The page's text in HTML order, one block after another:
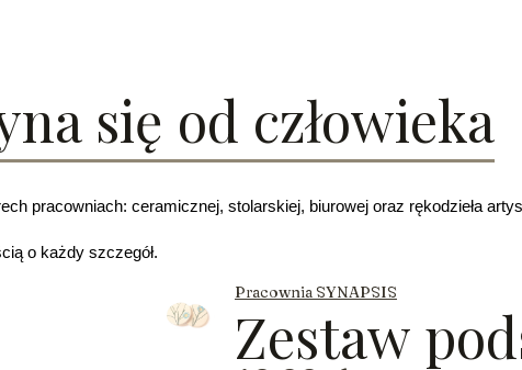
się od człowieka
pracowniach: ceramicznej, stolarskiej, biurowej oraz rękodzieła
o każdy szczegół.
Pracownia SYNAPSIS
Zestaw